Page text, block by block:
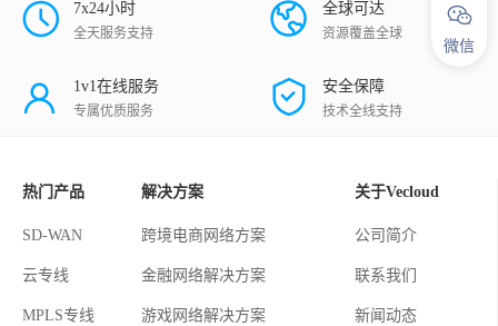
7x24小时
全天服务支持
全球可达
资源覆盖全球
1v1在线服务
专属优质服务
安全保障
技术全线支持
热门产品
SD-WAN
云专线
MPLS专线
解决方案
跨境电商网络方案
金融网络解决方案
游戏网络解决方案
关于Vecloud
公司简介
联系我们
新闻动态
微信